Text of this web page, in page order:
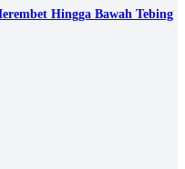
Hingga Bawah Tebing